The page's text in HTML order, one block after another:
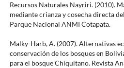
Recursos Naturales Nayriri. (2010).
mediante crianza y cosecha directa
Parque Nacional ANMI Cotapata.
Malky-Harb, A. (2007). Alternativas
conservación de los bosques en
para el bosque Chiquitano. Revista